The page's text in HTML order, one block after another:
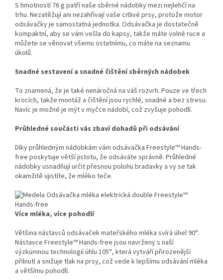
S hmotností 76 g patří naše sběrné nádobky mezi nejlehčí na
trhu. Nezatěžují ani nezahřívají vaše citlivé prsy, protože motor
odsávačky je samostatná jednotka. Odsávačka je dostatečně
kompaktní, aby se vám vešla do kapsy, takže máte volné ruce a
můžete se věnovat všemu ostatnímu, co máte na seznamu
úkolů.
Snadné sestavení a snadné čištění sběrných nádobek
To znamená, že je také nenáročná na váš rozvrh. Pouze ve třech
krocích, takže montáž a čištění jsou rychlé, snadné a bez stresu.
Navíc je možné je mýt v myčce nádobí, což zvyšuje pohodlí.
Průhledné součásti vás zbaví dohadů při odsávání
Díky průhledným nádobkám vám odsávačka Freestyle™ Hands-
free poskytuje větší jistotu, že odsáváte správně. Průhledné
nádobky usnadňují určit přesnou polohu bradavky a vy se tak
okamžitě ujistíte, že mléko teče.
Více mléka, více pohodlí
Většina nástavců odsávaček mateřského mléka svírá úhel 90°.
Nástavce Freestyle™ Hands-free jsou navrženy s naší
výzkumnou technologií úhlu 105°, která vytváří přirozenější
přilnutí a snižuje tlak na prsy, což vede k lepšímu odsávání mléka
a většímu pohodlí.